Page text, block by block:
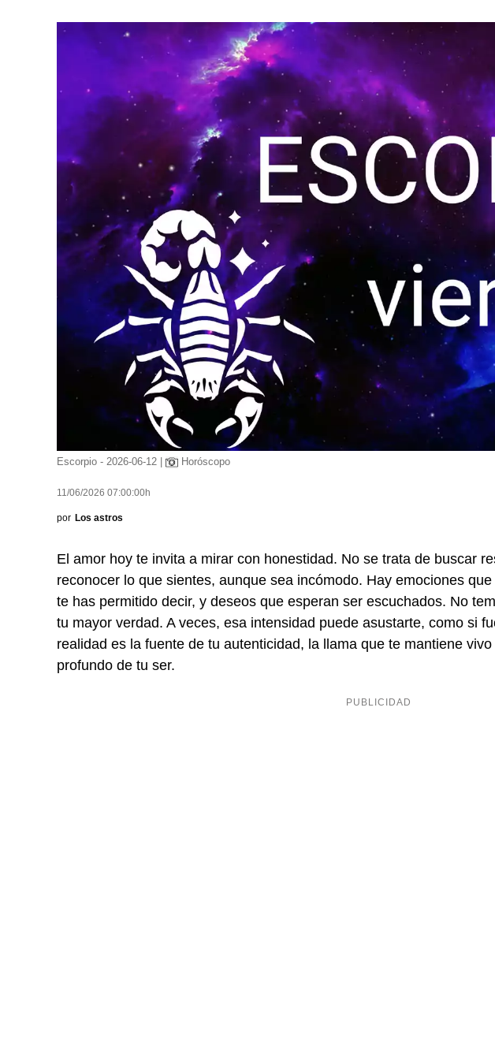
Escorpio - 2026-06-12 | Horóscopo
11/06/2026 07:00:00h
por Los astros
El amor hoy te invita a mirar con honestidad. No se trata de buscar
reconocer lo que sientes, aunque sea incómodo. Hay emociones
te has permitido decir, y deseos que esperan ser escuchados. No
tu mayor verdad. A veces, esa intensidad puede asustarte, como si
realidad es la fuente de tu autenticidad, la llama que te mantiene
profundo de tu ser.